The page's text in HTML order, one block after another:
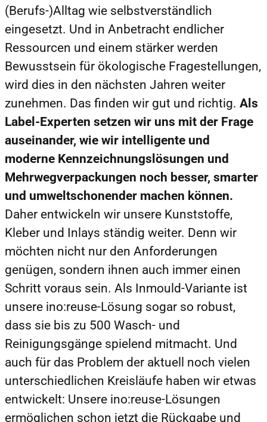
(Berufs-)Alltag wie selbstverständlich
eingesetzt. Und in Anbetracht endlicher
Ressourcen und einem stärker werden
Bewusstsein für ökologische Fragestellungen,
wird dies in den nächsten Jahren weiter
zunehmen. Das finden wir gut und richtig. Als
Label-Experten setzen wir uns mit der Frage
auseinander, wie wir intelligente und
moderne Kennzeichnungslösungen und
Mehrwegverpackungen noch besser, smarter
und umweltschonender machen können.
Daher entwickeln wir unsere Kunststoffe,
Kleber und Inlays ständig weiter. Denn wir
möchten nicht nur den Anforderungen
genügen, sondern ihnen auch immer einen
Schritt voraus sein. Als Inmould-Variante ist
unsere ino:reuse-Lösung sogar so robust,
dass sie bis zu 500 Wasch- und
Reinigungsgänge spielend mitmacht. Und
auch für das Problem der aktuell noch vielen
unterschiedlichen Kreisläufe haben wir etwas
entwickelt: Unsere ino:reuse-Lösungen
ermöglichen schon jetzt die Rückgabe und